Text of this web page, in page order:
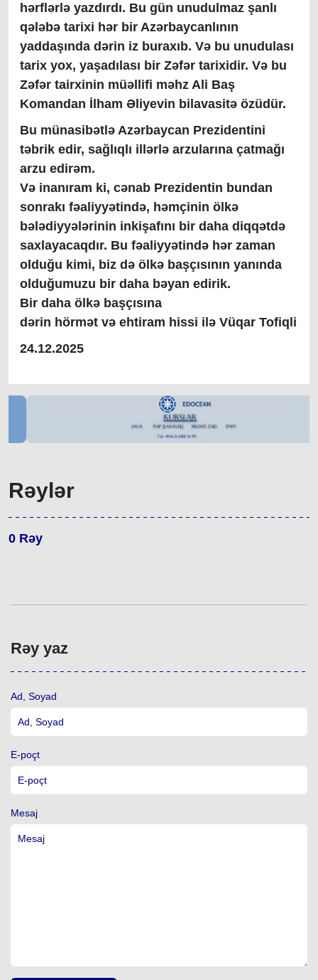
hərflərlə yazdırdı. Bu gün unudulmaz şanlı
qələbə tarixi hər bir Azərbaycanlının
yaddaşında dərin iz buraxıb. Və bu unudulası
tarix yox, yaşadılası bir Zəfər tarixidir. Və bu
Zəfər tairxinin müəllifi məhz Ali Baş
Komandan İlham Əliyevin bilavasitə özüdür.
Bu münasibətlə Azərbaycan Prezidentini
təbrik edir, sağlıqlı illərlə arzularına çatmağı
arzu edirəm.
Və inanıram ki, cənab Prezidentin bundan
sonrakı fəaliyyətində, həmçinin ölkə
bələdiyyələrinin inkişafını bir daha diqqətdə
saxlayacaqdır. Bu fəaliyyətində hər zaman
olduğu kimi, biz də ölkə başçısının yanında
olduğumuzu bir daha bəyan edirik.
Bir daha ölkə başçısına
dərin hörmət və ehtiram hissi ilə Vüqar Tofiqli
24.12.2025
Rəylər
0 Rəy
Rəy yaz
Ad, Soyad
E-poçt
Mesaj